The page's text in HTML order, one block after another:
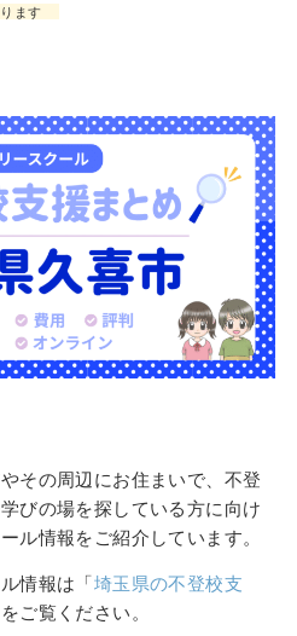
ます
その周辺にお住まいで、不登
びの場を探している方に向け
ル情報をご紹介しています。
情報は「埼玉県の不登校支
をご覧ください。